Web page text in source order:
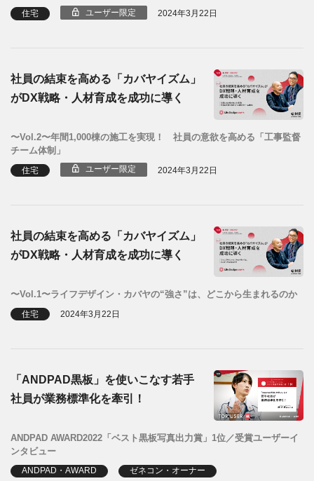
住宅 ユーザー限定 2024年3月22日
社員の結束を高める「カバヤイズム」
がDX戦略・人材育成を成功に導く
〜Vol.2〜年間1,000棟の施工を実現！ 社員の意欲を高める「工事監督
チーム体制」
住宅 ユーザー限定 2024年3月22日
社員の結束を高める「カバヤイズム」
がDX戦略・人材育成を成功に導く
〜Vol.1〜ライフデザイン・カバヤの“強さ”は、どこから生まれるのか
住宅 2024年3月22日
「ANDPAD黒板」を使いこなす若手
社員が業務標準化を牽引！
ANDPAD AWARD2022「ベスト黒板写真出力賞」1位／受賞ユーザーイ
ンタビュー
ANDPAD・AWARD ゼネコン・オーナー